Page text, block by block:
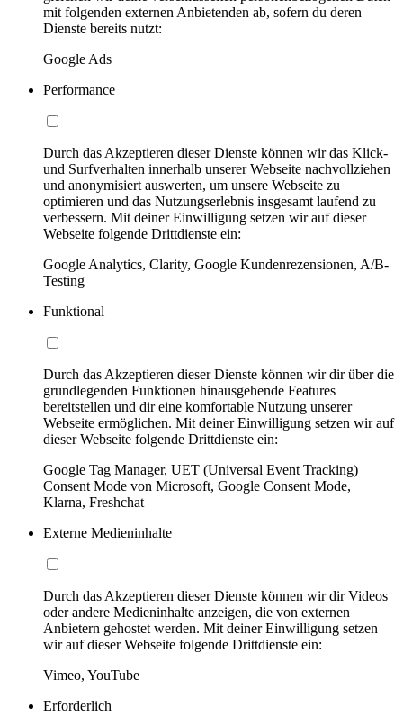
mit folgenden externen Anbietenden ab, sofern du deren
Dienste bereits nutzt:
Google Ads
Performance
Durch das Akzeptieren dieser Dienste können wir das Klick-
und Surfverhalten innerhalb unserer Webseite nachvollziehen
und anonymisiert auswerten, um unsere Webseite zu
optimieren und das Nutzungserlebnis insgesamt laufend zu
verbessern. Mit deiner Einwilligung setzen wir auf dieser
Webseite folgende Drittdienste ein:
Google Analytics, Clarity, Google Kundenrezensionen, A/B-
Testing
Funktional
Durch das Akzeptieren dieser Dienste können wir dir über die
grundlegenden Funktionen hinausgehende Features
bereitstellen und dir eine komfortable Nutzung unserer
Webseite ermöglichen. Mit deiner Einwilligung setzen wir auf
dieser Webseite folgende Drittdienste ein:
Google Tag Manager, UET (Universal Event Tracking)
Consent Mode von Microsoft, Google Consent Mode,
Klarna, Freshchat
Externe Medieninhalte
Durch das Akzeptieren dieser Dienste können wir dir Videos
oder andere Medieninhalte anzeigen, die von externen
Anbietern gehostet werden. Mit deiner Einwilligung setzen
wir auf dieser Webseite folgende Drittdienste ein:
Vimeo, YouTube
Erforderlich